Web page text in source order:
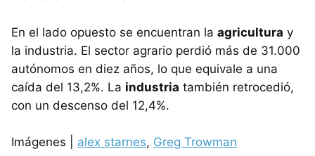
En el lado opuesto se encuentran la agricultura y
la industria. El sector agrario perdió más de 31.000
autónomos en diez años, lo que equivale a una
caída del 13,2%. La industria también retrocedió,
con un descenso del 12,4%.
Imágenes | alex starnes, Greg Trowman